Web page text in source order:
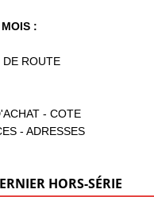
:
DE ROUTE
- COTE
- ADRESSES
HORS-SÉRIE